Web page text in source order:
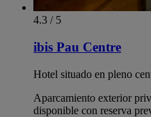
4.3 / 5
ibis Pau Centre
Hotel situado en pleno
Aparcamiento exterior
disponible con reserva